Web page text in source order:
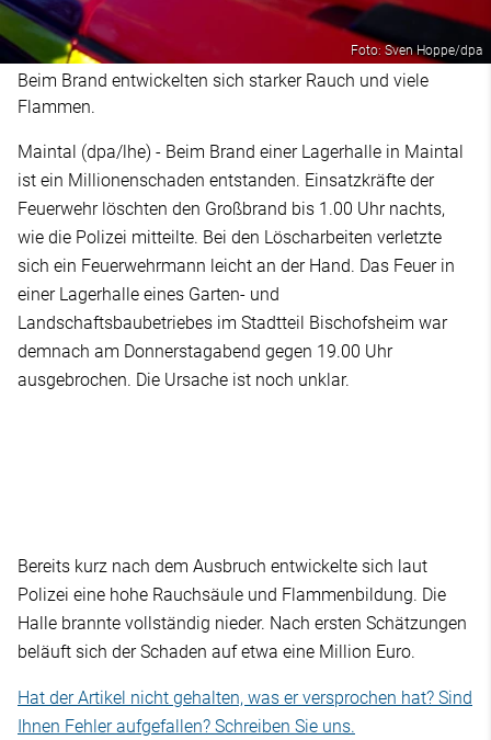
Foto: Sven Hoppe/dpa
Beim Brand entwickelten sich starker Rauch und viele
Flammen.
Maintal (dpa/lhe) - Beim Brand einer Lagerhalle in Maintal
ist ein Millionenschaden entstanden. Einsatzkräfte der
Feuerwehr löschten den Großbrand bis 1.00 Uhr nachts,
wie die Polizei mitteilte. Bei den Löscharbeiten verletzte
sich ein Feuerwehrmann leicht an der Hand. Das Feuer in
einer Lagerhalle eines Garten- und
Landschaftsbaubetriebes im Stadtteil Bischofsheim war
demnach am Donnerstagabend gegen 19.00 Uhr
ausgebrochen. Die Ursache ist noch unklar.
Bereits kurz nach dem Ausbruch entwickelte sich laut
Polizei eine hohe Rauchsäule und Flammenbildung. Die
Halle brannte vollständig nieder. Nach ersten Schätzungen
beläuft sich der Schaden auf etwa eine Million Euro.
Hat der Artikel nicht gehalten, was er versprochen hat? Sind
Ihnen Fehler aufgefallen? Schreiben Sie uns.